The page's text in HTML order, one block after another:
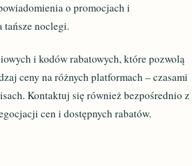
o promocjach i
tańsze noclegi.
i kodów rabatowych, które pozwolą
ceny na różnych platformach – czasami
Kontaktuj się również bezpośrednio z
cen i dostępnych rabatów.